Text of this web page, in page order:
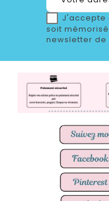
J'accepte
soit
newsletter